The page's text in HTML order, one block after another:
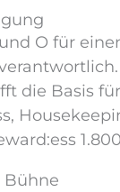
O für
die Basis
Bühne